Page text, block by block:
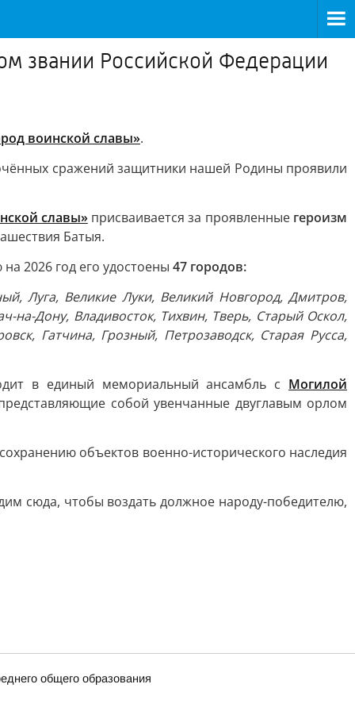
звании Российской Федерации
воинской славы».
сражений защитники нашей Родины проявили
славы»присваивается за проявленныегероизм
Батыя.
2026 год его удостоены 47 городов:
Луга, Великие Луки, Великий Новгород, Дмитров,
на-Дону, Владивосток, Тихвин, Тверь, Старый Оскол,
Гатчина, Грозный, Петрозаводск, Старая Русса,
в единый мемориальный ансамбль с Могилой
собой увенчанные двуглавым орлом
объектов военно-исторического наследия
сюда, чтобы воздать должное народу-победителю,
общего образования